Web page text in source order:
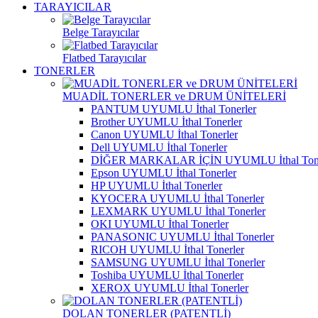
TARAYICILAR
Belge Tarayıcılar
Flatbed Tarayıcılar
TONERLER
MUADİL TONERLER ve DRUM ÜNİTELERİ
PANTUM UYUMLU İthal Tonerler
Brother UYUMLU İthal Tonerler
Canon UYUMLU İthal Tonerler
Dell UYUMLU İthal Tonerler
DİĞER MARKALAR İÇİN UYUMLU İthal
Epson UYUMLU İthal Tonerler
HP UYUMLU İthal Tonerler
KYOCERA UYUMLU İthal Tonerler
LEXMARK UYUMLU İthal Tonerler
OKI UYUMLU İthal Tonerler
PANASONIC UYUMLU İthal Tonerler
RICOH UYUMLU İthal Tonerler
SAMSUNG UYUMLU İthal Tonerler
Toshiba UYUMLU İthal Tonerler
XEROX UYUMLU İthal Tonerler
DOLAN TONERLER (PATENTLİ)